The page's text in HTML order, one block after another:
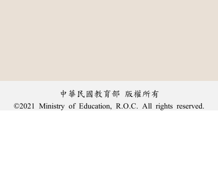
中華民國教育部 版權所有
©2021 Ministry of Education, R.O.C. All rights reserved.